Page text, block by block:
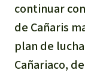
continuar
de Cañaris
plan de
Cañariaco,